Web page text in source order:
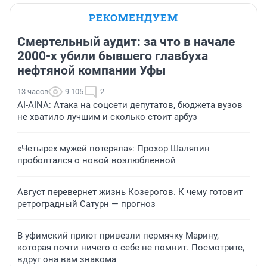
РЕКОМЕНДУЕМ
Смертельный аудит: за что в начале
2000-х убили бывшего главбуха
нефтяной компании Уфы
13 часов 9 105 2
AI-AINA: Атака на соцсети депутатов, бюджета вузов
не хватило лучшим и сколько стоит арбуз
«Четырех мужей потеряла»: Прохор Шаляпин
проболтался о новой возлюбленной
Август перевернет жизнь Козерогов. К чему готовит
ретроградный Сатурн — прогноз
В уфимский приют привезли пермячку Марину,
которая почти ничего о себе не помнит. Посмотрите,
вдруг она вам знакома